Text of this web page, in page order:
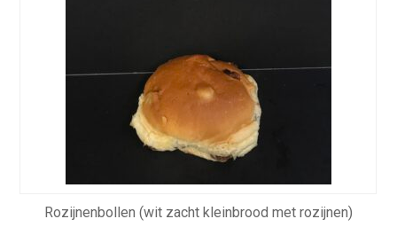
Rozijnenbollen (wit zacht kleinbrood met rozijnen)